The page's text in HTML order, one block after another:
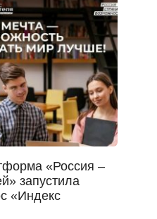
«Россия –
запустила
«Индекс